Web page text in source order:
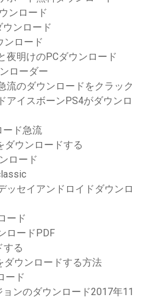
ンロード
ンロード
ンロード
夜明けのPCダウンロード
ローダー
流のダウンロードをクラック
アイスボーンPS4がダウンロ
ード急流
ダウンロードする
ロード
ッセイアンドロイドダウンロ
ード
ロードPDF
する
ダウンロードする方法
ード
ンのダウンロード2017年11